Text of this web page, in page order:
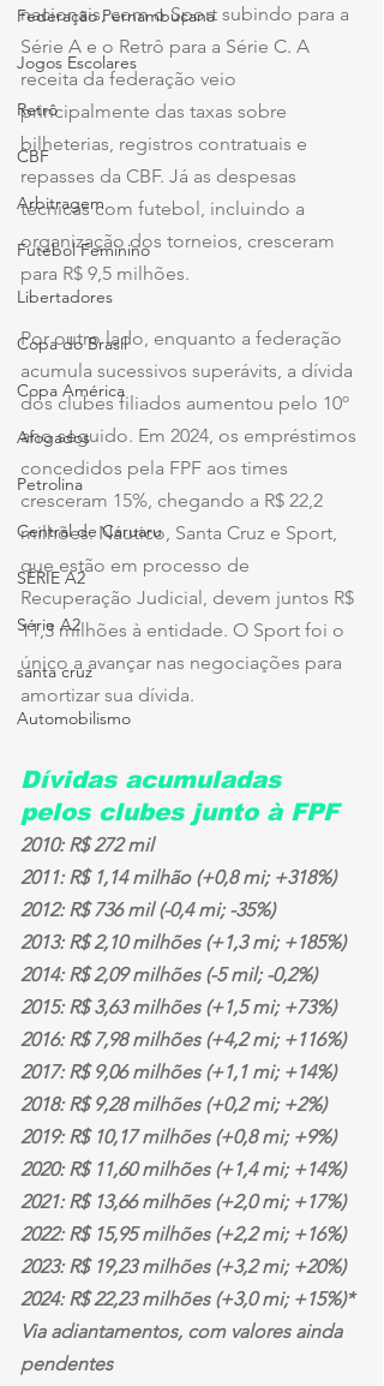
Federação Pernambucana
Jogos Escolares
Retrô
CBF
Arbitragem
Futebol Feminino
Libertadores
Copa do Brasil
Copa América
Afogados
Petrolina
Central de Caruaru
SÉRIE A2
Série A2
santa cruz
Automobilismo
nacionais, com o Sport subindo para a
Série A e o Retrô para a Série C. A
receita da federação veio
principalmente das taxas sobre
bilheterias, registros contratuais e
repasses da CBF. Já as despesas
técnicas com futebol, incluindo a
organização dos torneios, cresceram
para R$ 9,5 milhões.
Por outro lado, enquanto a federação
acumula sucessivos superávits, a dívida
dos clubes filiados aumentou pelo 10º
ano seguido. Em 2024, os empréstimos
concedidos pela FPF aos times
cresceram 15%, chegando a R$ 22,2
milhões. Náutico, Santa Cruz e Sport,
que estão em processo de
Recuperação Judicial, devem juntos R$
11,3 milhões à entidade. O Sport foi o
único a avançar nas negociações para
amortizar sua dívida.
Dívidas acumuladas
pelos clubes junto à FPF
2010: R$ 272 mil
2011: R$ 1,14 milhão (+0,8 mi; +318%)
2012: R$ 736 mil (-0,4 mi; -35%)
2013: R$ 2,10 milhões (+1,3 mi; +185%)
2014: R$ 2,09 milhões (-5 mil; -0,2%)
2015: R$ 3,63 milhões (+1,5 mi; +73%)
2016: R$ 7,98 milhões (+4,2 mi; +116%)
2017: R$ 9,06 milhões (+1,1 mi; +14%)
2018: R$ 9,28 milhões (+0,2 mi; +2%)
2019: R$ 10,17 milhões (+0,8 mi; +9%)
2020: R$ 11,60 milhões (+1,4 mi; +14%)
2021: R$ 13,66 milhões (+2,0 mi; +17%)
2022: R$ 15,95 milhões (+2,2 mi; +16%)
2023: R$ 19,23 milhões (+3,2 mi; +20%)
2024: R$ 22,23 milhões (+3,0 mi; +15%)*
Via adiantamentos, com valores ainda
pendentes